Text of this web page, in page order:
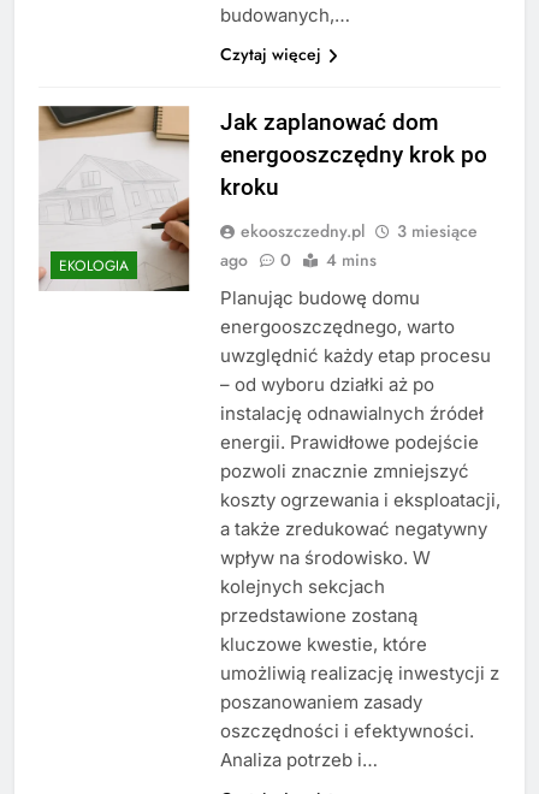
budowanych,…
Czytaj więcej
EKOLOGIA
Jak zaplanować dom
energooszczędny krok po
kroku
ekooszczedny.pl
3 miesiące
ago
0 4 mins
Planując budowę domu
energooszczędnego, warto
uwzględnić każdy etap procesu
– od wyboru działki aż po
instalację odnawialnych źródeł
energii. Prawidłowe podejście
pozwoli znacznie zmniejszyć
koszty ogrzewania i eksploatacji,
a także zredukować negatywny
wpływ na środowisko. W
kolejnych sekcjach
przedstawione zostaną
kluczowe kwestie, które
umożliwią realizację inwestycji z
poszanowaniem zasady
oszczędności i efektywności.
Analiza potrzeb i…